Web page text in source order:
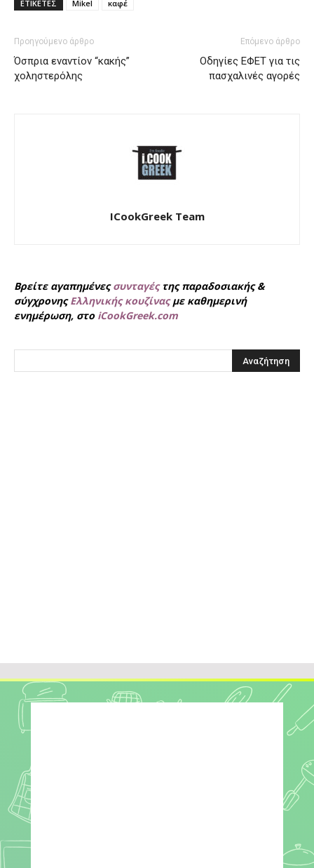
ΕΤΙΚΕΤΕΣ Mikel καφέ
Προηγούμενο άρθρο
Όσπρια εναντίον “κακής”
χοληστερόλης
Επόμενο άρθρο
Οδηγίες ΕΦΕΤ για τις
πασχαλινές αγορές
ICookGreek Team
Βρείτε αγαπημένεςσυνταγέςτης παραδοσιακής &
σύγχρονηςΕλληνικής κουζίναςμε καθημερινή
ενημέρωση, στο iCookGreek.com